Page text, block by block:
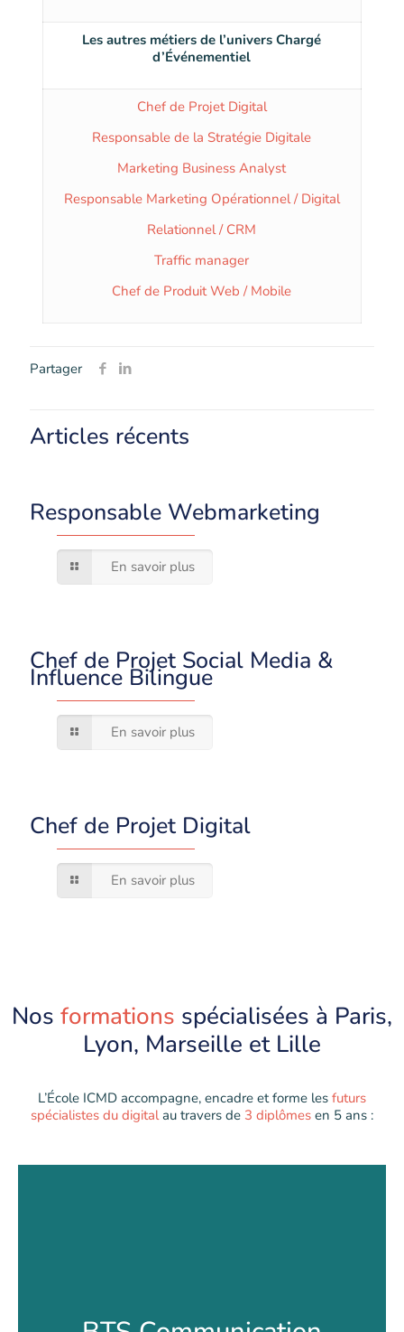
Les autres métiers de l’univers Chargé
d’Événementiel
Chef de Projet Digital
Responsable de la Stratégie Digitale
Marketing Business Analyst
Responsable Marketing Opérationnel / Digital
Relationnel / CRM
Traffic manager
Chef de Produit Web / Mobile
Partager
Articles récents
Responsable Webmarketing
En savoir plus
Chef de Projet Social Media &
Influence Bilingue
En savoir plus
Chef de Projet Digital
En savoir plus
Nos formations spécialisées à Paris,
Lyon, Marseille et Lille
L’École ICMD accompagne, encadre et forme les futurs
spécialistes du digitalau travers de 3 diplômes en 5 ans :